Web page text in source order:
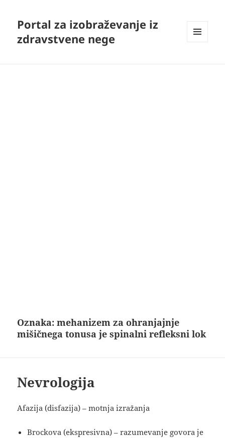
Portal za izobraževanje iz
zdravstvene nege
Oznaka:mehanizem za ohranjajnje
mišičnega tonusa je spinalni refleksni lok
Nevrologija
Afazija (disfazija) – motnja izražanja
Brockova (ekspresivna) – razumevanje govora je